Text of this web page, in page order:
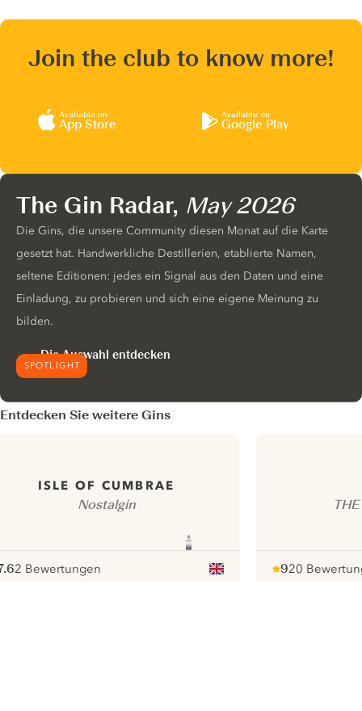
Join the club to know more!
Available on
App Store
Available on
Google Play
SPOTLIGHT
The Gin Radar, May 2026
Die Gins, die unsere Community diesen Monat auf die Karte
gesetzt hat. Handwerkliche Destillerien, etablierte Namen,
seltene Editionen: jedes ein Signal aus den Daten und eine
Einladung, zu probieren und sich eine eigene Meinung zu
bilden.
Die Auswahl entdecken
Entdecken Sie weitere Gins
ISLE OF CUMBRAE
Nostalgin
2 Bewertungen
920